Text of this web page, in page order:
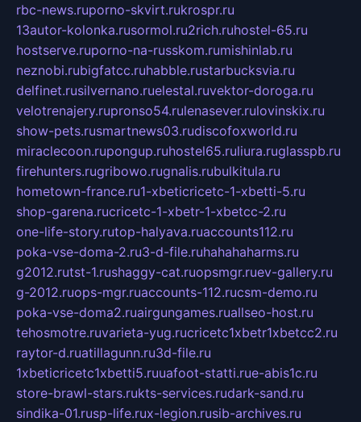
rbc-news.ruporno-skvirt.rukrospr.ru
13autor-kolonka.rusormol.ru2rich.ruhostel-65.ru
hostserve.ruporno-na-russkom.rumishinlab.ru
neznobi.rubigfatcc.ruhabble.rustarbucksvia.ru
delfinet.rusilvernano.ruelestal.ruvektor-doroga.ru
velotrenajery.rupronso54.rulenasever.rulovinskix.ru
show-pets.rusmartnews03.rudiscofoxworld.ru
miraclecoon.rupongup.ruhostel65.ruliura.ruglasspb.ru
firehunters.rugribowo.rugnalis.rubulkitula.ru
hometown-france.ru1-xbeticricetc-1-xbetti-5.ru
shop-garena.rucricetc-1-xbetr-1-xbetcc-2.ru
one-life-story.rutop-halyava.ruaccounts112.ru
poka-vse-doma-2.ru3-d-file.ruhahahaharms.ru
g2012.rutst-1.rushaggy-cat.ruopsmgr.ruev-gallery.ru
g-2012.ruops-mgr.ruaccounts-112.rucsm-demo.ru
poka-vse-doma2.ruairgungames.ruallseo-host.ru
tehosmotre.ruvarieta-yug.rucricetc1xbetr1xbetcc2.ru
raytor-d.ruatillagunn.ru3d-file.ru
1xbeticricetc1xbetti5.ruuafoot-statti.rue-abis1c.ru
store-brawl-stars.rukts-services.rudark-sand.ru
sindika-01.rusp-life.rux-legion.rusib-archives.ru